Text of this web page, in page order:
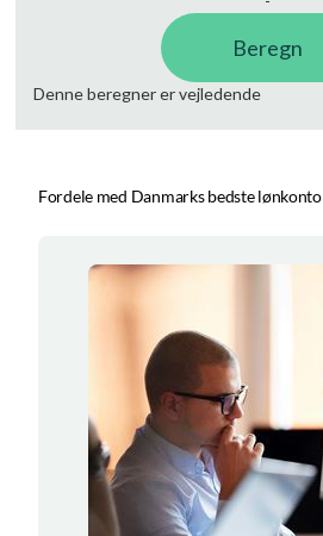
Fordele med Danmarks bedste lønkonto